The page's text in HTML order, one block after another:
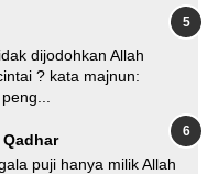
dijodohkan Allah
? kata majnun:
Qadhar
puji hanya milik Allah